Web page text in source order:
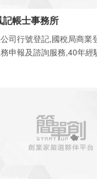
記帳士事務所
司行號登記,國稅局商業
申報及諮詢服務,40年經